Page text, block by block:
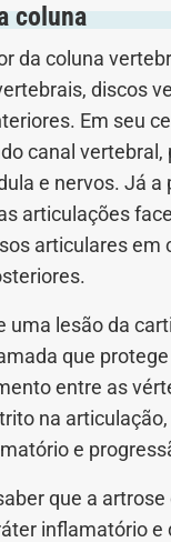
coluna
da coluna
discos
Em seu
canal vertebral,
e nervos. Já a
articulações
articulares em
uma lesão da
que protege
entre as
na
e
que a
inflamatório e